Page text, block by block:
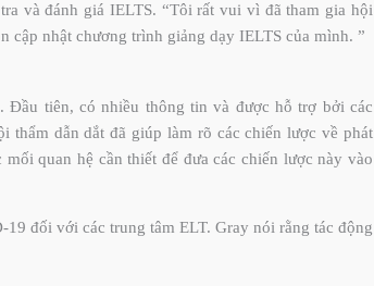
và đánh giá IELTS. “Tôi rất vui vì đã tham gia hội
cập nhật chương trình giảng dạy IELTS của mình. ”
Đầu tiên, có nhiều thông tin và được hỗ trợ bởi các
thẩm dẫn dắt đã giúp làm rõ các chiến lược về phát
quan hệ cần thiết để đưa các chiến lược này vào
đối với các trung tâm ELT. Gray nói rằng tác động